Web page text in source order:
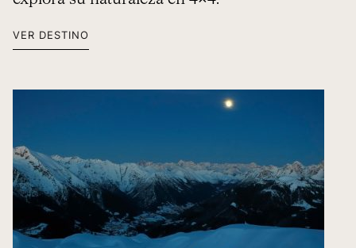
VER DESTINO